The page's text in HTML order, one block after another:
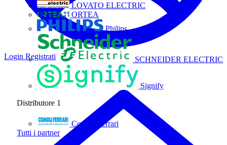
LOVATO ELECTRIC
ORTEA
Philips
SCHNEIDER ELECTRIC
Signify
Distributore 1
Comoli Ferrari
Tutti i partner
Login Registrati